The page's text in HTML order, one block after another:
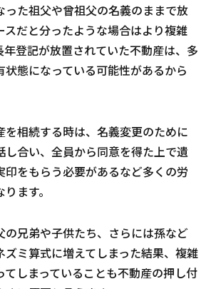
った祖父や曾祖父の名義のままで放
スだと分ったような場合はより複雑
年登記が放置されていた不動産は、多
状態になっている可能性があるから
を相続する時は、名義変更のために
し合い、全員から同意を得た上で遺
印をもらう必要があるなど多くの労
ます。
の兄弟や子供たち、さらには孫など
ズミ算式に増えてしまった結果、複雑
てしまっていることも不動産の押し付